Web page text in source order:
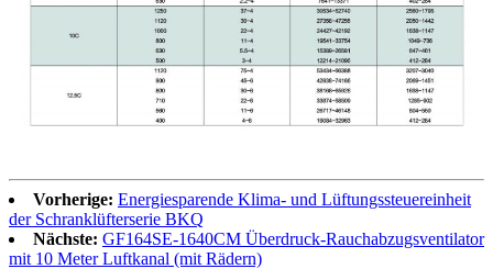
Vorherige: Energiesparende Klima- und Lüftungssteuereinheit
der Schranklüfterserie BKQ
Nächste: GF164SE-1640CM Überdruck-Rauchabzugsventilator
mit 10 Meter Luftkanal (mit Rädern)